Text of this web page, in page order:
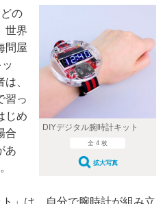
DIYデジタル腕時計キット
全 4 枚
拡大写真
の
世界
問屋
、
習っ
じめ
合
あ
」は、自分で腕時計が組み立